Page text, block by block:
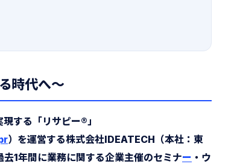
時代へ〜
する「リサピー®」
）を運営する株式会社IDEATECH（本社：東
1年間に業務に関する企業主催のセミナー ・ウ